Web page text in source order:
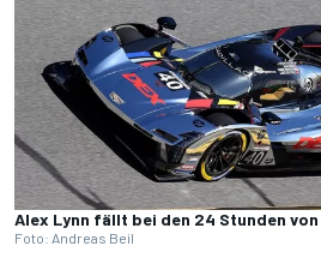
Alex Lynn fällt bei den 24 Stunden
Foto: Andreas Beil